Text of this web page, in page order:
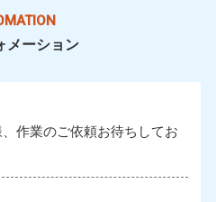
メーション
作業のご依頼お待ちしてお